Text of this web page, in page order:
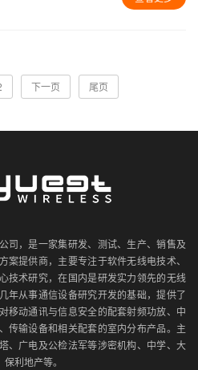
下一页
尾页
司，是一家集研发、测试、生产、销售及
案提供商，主要专注于软件无线电技术、
技术研究，在国内是研发实力领先的无线
年从事通信设备研究开发的基础，提供了
移动通讯与信息安全的配套射频功放、中
传输设备和相关配套的室内分布产品。主
、广电及公检法军等涉密机构、中学、大
利地产等。